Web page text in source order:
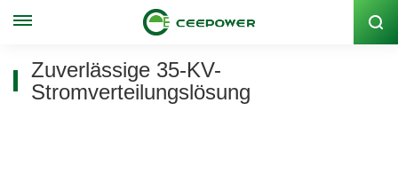
Lagercode: 300062
Zuverlässige 35-KV-
Stromverteilungslösung